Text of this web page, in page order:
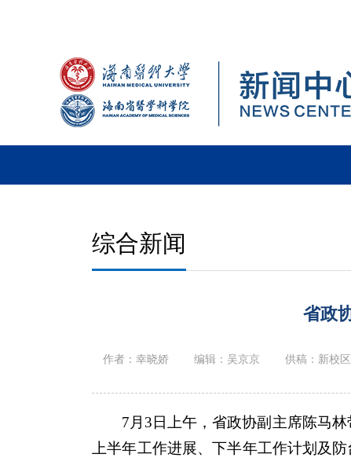
综合新闻
省政
作者：幸晓娇 编辑：吴京京 供稿：新校
7月3日上午，省政协副主席陈马
上半年工作进展、下半年工作计划及